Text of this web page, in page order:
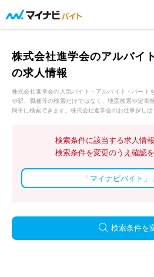
株式会社進学会のアルバイ
の求人情報
株式会社進学会の人気バイト・アルバイト・パート
や駅、職種等の検索だけではなく、地図検索や定期
簡単に検索できます。株式会社進学会のお仕事探しは
検索条件に該当する求人情
検索条件を変更のうえ確認
「マイナビバイト
検索条件を